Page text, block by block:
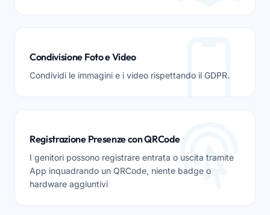
Condivisione Foto e Video
Condividi le immagini e i video rispettando il GDPR.
Registrazione Presenze con QRCode
I genitori possono registrare entrata o uscita tramite
App inquadrando un QRCode, niente badge o
hardware aggiuntivi